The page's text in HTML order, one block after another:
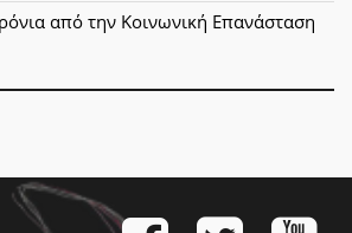
από την Κοινωνική Επανάσταση